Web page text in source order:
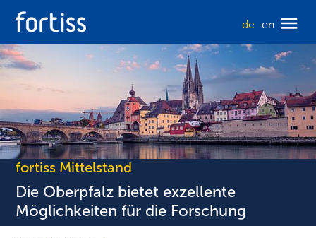
de en
fortiss Mittelstand
Die Oberpfalz bietet exzellente
Möglichkeiten für die Forschung